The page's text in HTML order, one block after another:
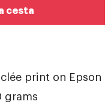
cesta
print on Epson
grams